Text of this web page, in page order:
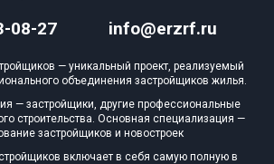
— уникальный проект, реализуемый
объединения застройщиков жилья.
— застройщики, другие профессиональные
строительства. Основная специализация —
застройщиков и новостроек